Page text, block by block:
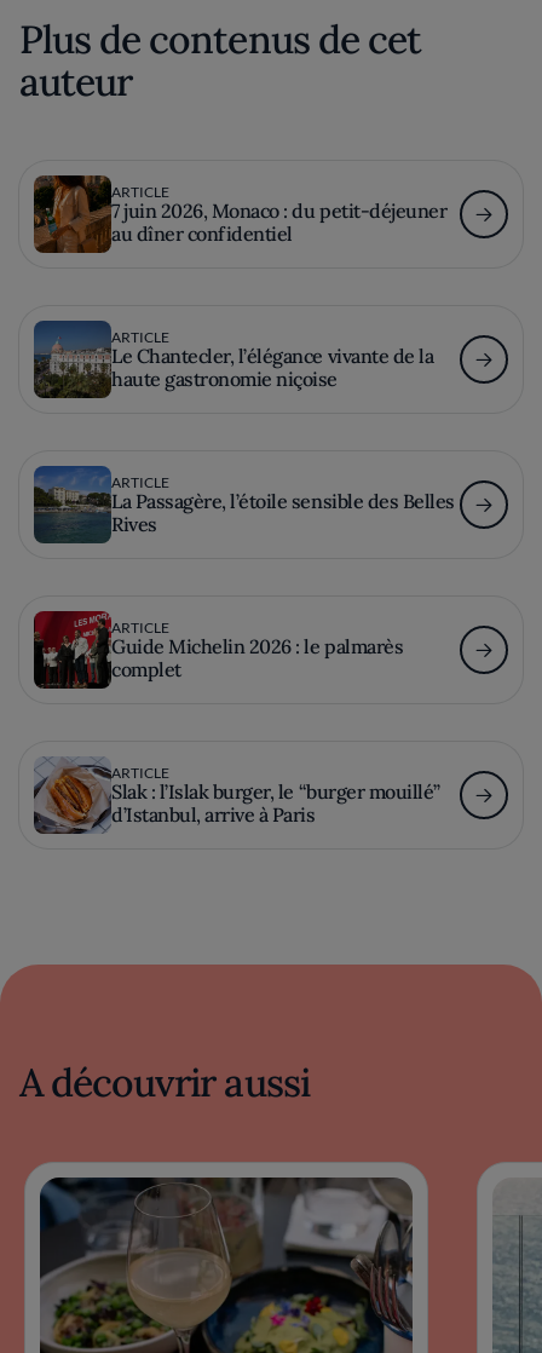
Plus de contenus de cet
auteur
ARTICLE
7 juin 2026, Monaco : du petit-déjeuner
au dîner confidentiel
ARTICLE
Le Chantecler, l’élégance vivante de la
haute gastronomie niçoise
ARTICLE
La Passagère, l’étoile sensible des Belles
Rives
ARTICLE
Guide Michelin 2026 : le palmarès
complet
ARTICLE
Slak : l’Islak burger, le “burger mouillé”
d’Istanbul, arrive à Paris
A découvrir aussi